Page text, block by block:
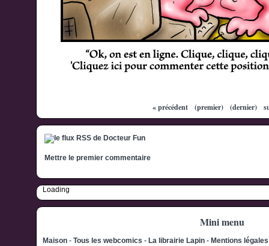
« précédent (premier) (dernier)
Mettre le premier commentaire
Loading
Mini menu
Maison - Tous les webcomics - La librairie Lapin - Mentions